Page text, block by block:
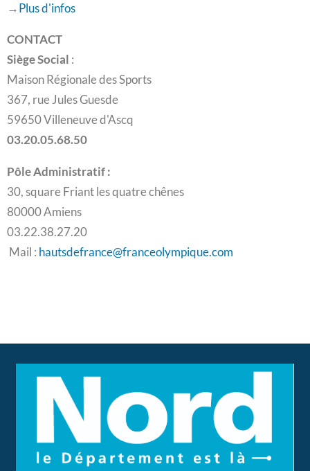
→ Plus d'infos
CONTACT
Siège Social :
Maison Régionale des Sports
367, rue Jules Guesde
59650 Villeneuve d'Ascq
03.20.05.68.50
Pôle Administratif :
30, square Friant les quatre chênes
80000 Amiens
03.22.38.27.20
Mail : hautsdefrance@franceolympique.com